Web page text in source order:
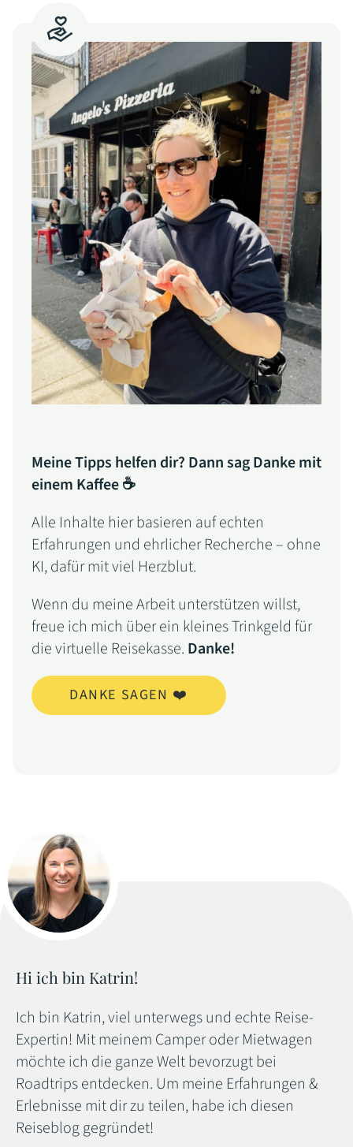
Meine Tipps helfen dir? Dann sag Danke mit
einem Kaffee ☕
Alle Inhalte hier basieren auf echten
Erfahrungen und ehrlicher Recherche – ohne
KI, dafür mit viel Herzblut.
Wenn du meine Arbeit unterstützen willst,
freue ich mich über ein kleines Trinkgeld für
die virtuelle Reisekasse. Danke!
DANKE SAGEN ❤️
Hi ich bin Katrin!
Ich bin Katrin, viel unterwegs und echte Reise-
Expertin! Mit meinem Camper oder Mietwagen
möchte ich die ganze Welt bevorzugt bei
Roadtrips entdecken. Um meine Erfahrungen &
Erlebnisse mit dir zu teilen, habe ich diesen
Reiseblog gegründet!